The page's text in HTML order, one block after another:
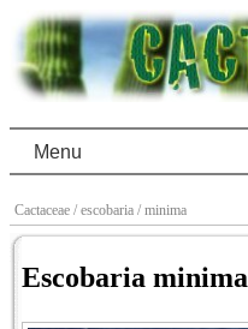
Menu
Cactaceae / escobaria / minima
Escobaria minima